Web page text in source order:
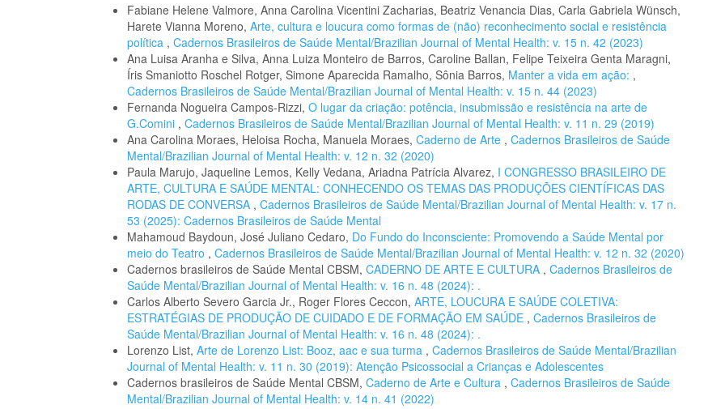
Fabiane Helene Valmore, Anna Carolina Vicentini Zacharias, Beatriz Venancia Dias, Carla Gabriela Wünsch,
Harete Vianna Moreno, Arte, cultura e loucura como formas de (não) reconhecimento social e resistência
política , Cadernos Brasileiros de Saúde Mental/Brazilian Journal of Mental Health: v. 15 n. 42 (2023)
Ana Luisa Aranha e Silva, Anna Luiza Monteiro de Barros, Caroline Ballan, Felipe Teixeira Genta Maragni,
Íris Smaniotto Roschel Rotger, Simone Aparecida Ramalho, Sônia Barros, Manter a vida em ação: ,
Cadernos Brasileiros de Saúde Mental/Brazilian Journal of Mental Health: v. 15 n. 44 (2023)
Fernanda Nogueira Campos-Rizzi, O lugar da criação: potência, insubmissão e resistência na arte de
G.Comini , Cadernos Brasileiros de Saúde Mental/Brazilian Journal of Mental Health: v. 11 n. 29 (2019)
Ana Carolina Moraes, Heloisa Rocha, Manuela Moraes, Caderno de Arte , Cadernos Brasileiros de Saúde
Mental/Brazilian Journal of Mental Health: v. 12 n. 32 (2020)
Paula Marujo, Jaqueline Lemos, Kelly Vedana, Ariadna Patrícia Alvarez, I CONGRESSO BRASILEIRO DE
ARTE, CULTURA E SAÚDE MENTAL: CONHECENDO OS TEMAS DAS PRODUÇÕES CIENTÍFICAS DAS
RODAS DE CONVERSA , Cadernos Brasileiros de Saúde Mental/Brazilian Journal of Mental Health: v. 17 n.
53 (2025): Cadernos Brasileiros de Saúde Mental
Mahamoud Baydoun, José Juliano Cedaro, Do Fundo do Inconsciente: Promovendo a Saúde Mental por
meio do Teatro , Cadernos Brasileiros de Saúde Mental/Brazilian Journal of Mental Health: v. 12 n. 32 (2020)
Cadernos brasileiros de Saúde Mental CBSM, CADERNO DE ARTE E CULTURA , Cadernos Brasileiros de
Saúde Mental/Brazilian Journal of Mental Health: v. 16 n. 48 (2024): .
Carlos Alberto Severo Garcia Jr., Roger Flores Ceccon, ARTE, LOUCURA E SAÚDE COLETIVA:
ESTRATÉGIAS DE PRODUÇÃO DE CUIDADO E DE FORMAÇÃO EM SAÚDE , Cadernos Brasileiros de
Saúde Mental/Brazilian Journal of Mental Health: v. 16 n. 48 (2024): .
Lorenzo List, Arte de Lorenzo List: Booz, aac e sua turma , Cadernos Brasileiros de Saúde Mental/Brazilian
Journal of Mental Health: v. 11 n. 30 (2019): Atenção Psicossocial a Crianças e Adolescentes
Cadernos brasileiros de Saúde Mental CBSM, Caderno de Arte e Cultura , Cadernos Brasileiros de Saúde
Mental/Brazilian Journal of Mental Health: v. 14 n. 41 (2022)